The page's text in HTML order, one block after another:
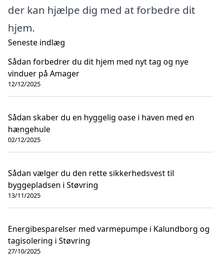
der kan hjælpe dig med at forbedre dit
hjem.
Seneste indlæg
Sådan forbedrer du dit hjem med nyt tag og nye
vinduer på Amager
12/12/2025
Sådan skaber du en hyggelig oase i haven med en
hængehule
02/12/2025
Sådan vælger du den rette sikkerhedsvest til
byggepladsen i Støvring
13/11/2025
Energibesparelser med varmepumpe i Kalundborg og
tagisolering i Støvring
27/10/2025